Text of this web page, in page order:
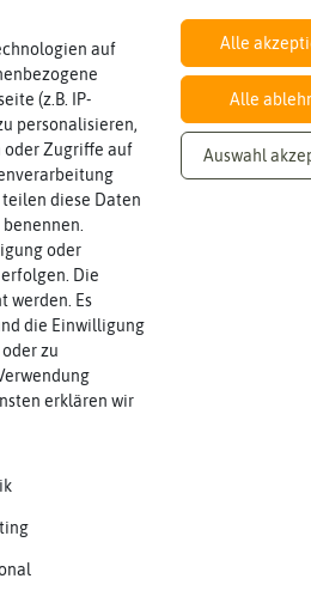
Wie viel Licht benötigt die
Pflanze? (schattig, halbschattig,
sonnig, vollsonnig)
Keimtemperatur
15 °C
Welcher Temperatur­bereich ist
für die Keimung des Samenkorns
am idealsten?
Lebensdauer
mehrjährig
Pflanzen werden kategorisiert in:
einjährig, zweijährig oder
mehrjährig.
Pflanzabstand
30 cm
Welchen Abstand sollten die
Pflanzen voneinander haben?
auf
(z.B. IP-
personalisieren,
Zugriffe auf
diese Daten
oder
Die
werden. Es
die Einwilligung
zu
erklären wir
Alle
Alle
Auswahl